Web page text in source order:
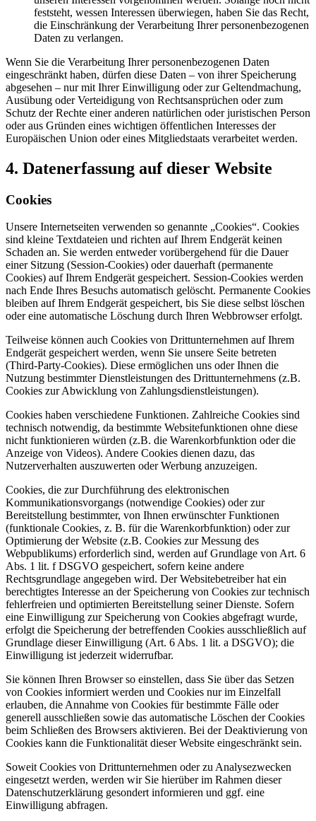
feststeht, wessen Interessen überwiegen, haben Sie das Recht,
die Einschränkung der Verarbeitung Ihrer personenbezogenen
Daten zu verlangen.
Wenn Sie die Verarbeitung Ihrer personenbezogenen Daten
eingeschränkt haben, dürfen diese Daten – von ihrer Speicherung
abgesehen – nur mit Ihrer Einwilligung oder zur Geltendmachung,
Ausübung oder Verteidigung von Rechtsansprüchen oder zum
Schutz der Rechte einer anderen natürlichen oder juristischen Person
oder aus Gründen eines wichtigen öffentlichen Interesses der
Europäischen Union oder eines Mitgliedstaats verarbeitet werden.
4. Datenerfassung auf dieser Website
Cookies
Unsere Internetseiten verwenden so genannte „Cookies“. Cookies
sind kleine Textdateien und richten auf Ihrem Endgerät keinen
Schaden an. Sie werden entweder vorübergehend für die Dauer
einer Sitzung (Session-Cookies) oder dauerhaft (permanente
Cookies) auf Ihrem Endgerät gespeichert. Session-Cookies werden
nach Ende Ihres Besuchs automatisch gelöscht. Permanente Cookies
bleiben auf Ihrem Endgerät gespeichert, bis Sie diese selbst löschen
oder eine automatische Löschung durch Ihren Webbrowser erfolgt.
Teilweise können auch Cookies von Drittunternehmen auf Ihrem
Endgerät gespeichert werden, wenn Sie unsere Seite betreten
(Third-Party-Cookies). Diese ermöglichen uns oder Ihnen die
Nutzung bestimmter Dienstleistungen des Drittunternehmens (z.B.
Cookies zur Abwicklung von Zahlungsdienstleistungen).
Cookies haben verschiedene Funktionen. Zahlreiche Cookies sind
technisch notwendig, da bestimmte Websitefunktionen ohne diese
nicht funktionieren würden (z.B. die Warenkorbfunktion oder die
Anzeige von Videos). Andere Cookies dienen dazu, das
Nutzerverhalten auszuwerten oder Werbung anzuzeigen.
Cookies, die zur Durchführung des elektronischen
Kommunikationsvorgangs (notwendige Cookies) oder zur
Bereitstellung bestimmter, von Ihnen erwünschter Funktionen
(funktionale Cookies, z. B. für die Warenkorbfunktion) oder zur
Optimierung der Website (z.B. Cookies zur Messung des
Webpublikums) erforderlich sind, werden auf Grundlage von Art. 6
Abs. 1 lit. f DSGVO gespeichert, sofern keine andere
Rechtsgrundlage angegeben wird. Der Websitebetreiber hat ein
berechtigtes Interesse an der Speicherung von Cookies zur technisch
fehlerfreien und optimierten Bereitstellung seiner Dienste. Sofern
eine Einwilligung zur Speicherung von Cookies abgefragt wurde,
erfolgt die Speicherung der betreffenden Cookies ausschließlich auf
Grundlage dieser Einwilligung (Art. 6 Abs. 1 lit. a DSGVO); die
Einwilligung ist jederzeit widerrufbar.
Sie können Ihren Browser so einstellen, dass Sie über das Setzen
von Cookies informiert werden und Cookies nur im Einzelfall
erlauben, die Annahme von Cookies für bestimmte Fälle oder
generell ausschließen sowie das automatische Löschen der Cookies
beim Schließen des Browsers aktivieren. Bei der Deaktivierung von
Cookies kann die Funktionalität dieser Website eingeschränkt sein.
Soweit Cookies von Drittunternehmen oder zu Analysezwecken
eingesetzt werden, werden wir Sie hierüber im Rahmen dieser
Datenschutzerklärung gesondert informieren und ggf. eine
Einwilligung abfragen.